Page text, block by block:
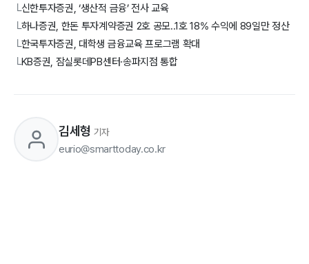
└신한투자증권, ‘생산적 금융’ 전사 교육
└하나증권, 한돈 투자계약증권 2호 공모..1호 18% 수익에 89일만 정산
└한국투자증권, 대학생 금융교육 프로그램 확대
└KB증권, 잠실롯데PB센터·송파지점 통합
김세형 기자
eurio@smarttoday.co.kr